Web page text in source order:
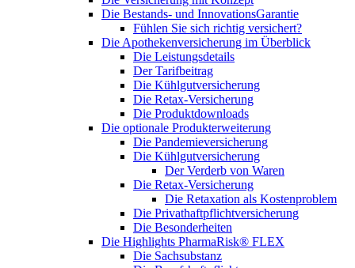
Die Bestands- und InnovationsGarantie
Fühlen Sie sich richtig versichert?
Die Apothekenversicherung im Überblick
Die Leistungsdetails
Der Tarifbeitrag
Die Kühlgutversicherung
Die Retax-Versicherung
Die Produktdownloads
Die optionale Produkterweiterung
Die Pandemieversicherung
Die Kühlgutversicherung
Der Verderb von Waren
Die Retax-Versicherung
Die Retaxation als Kostenproblem
Die Privathaftpflichtversicherung
Die Besonderheiten
Die Highlights PharmaRisk® FLEX
Die Sachsubstanz